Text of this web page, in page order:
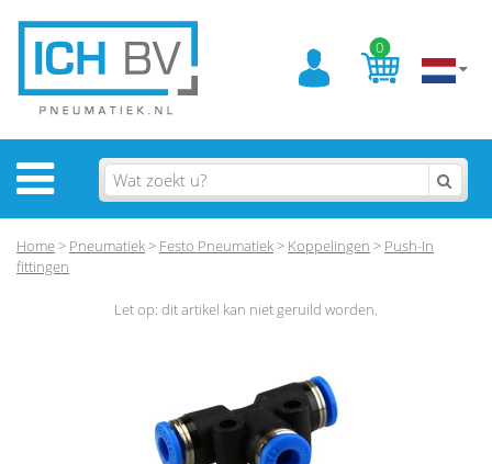
0
Home> Pneumatiek> Festo Pneumatiek> Koppelingen > Push-In
fittingen
Let op: dit artikel kan niet geruild worden.